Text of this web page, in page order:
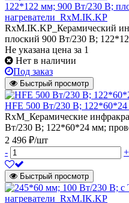
122*122 мм; 900 Вт/230 В;
нагреватели_RxM.IK.KP
RxM.IK.KP_Керамический
плоский 900 Вт/230 В;
Не указана цена за 1
Нет в наличии
Под заказ
Быстрый просмотр
HFE 500 Вт/230 В;
RxM_Керамические
Вт/230 В; 122*60*24 мм;
2 496 ₽/шт
-
+
Быстрый просмотр